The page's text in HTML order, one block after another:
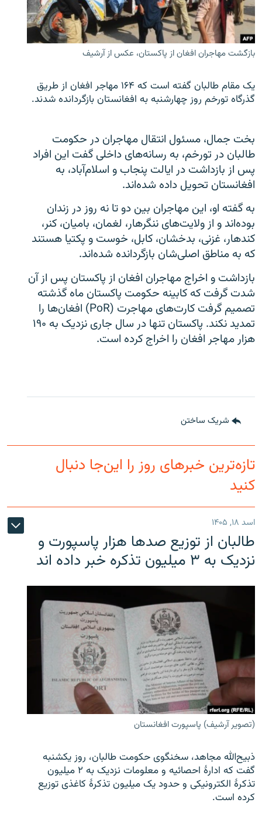
تماس
صفحه پشتو
Azadi English
به ما بپیوندید
همۀ سایت‌های رادیو آزادی/ رادیو اروپای آزاد
بازگشت مهاجران افغان از پاکستان، عکس از آرشیف
یک مقام طالبان گفته است که ۱۶۴ مهاجر افغان از طریق
گذرگاه تورخم روز چهارشنبه به افغانستان بازگردانده شدند.
بخت جمال، مسئول انتقال مهاجران در حکومت
طالبان در تورخم، به رسانه‌های داخلی گفت این افراد
پس از بازداشت در ایالت پنجاب و اسلام‌آباد، به
افغانستان تحویل داده شده‌اند.
به گفته او، این مهاجران بین دو تا نه روز در زندان
بوده‌اند و از ولایت‌های ننگرهار، لغمان، بامیان، کنر،
کندهار، غزنی، بدخشان، کابل، خوست و پکتیا هستند
که به مناطق اصلی‌شان بازگردانده شده‌اند.
بازداشت و اخراج مهاجران افغان از پاکستان پس از آن
شدت گرفت که کابینه حکومت پاکستان ماه گذشته
تصمیم گرفت کارت‌های مهاجرت (PoR) افغان‌ها را
تمدید نکند. پاکستان تنها در سال جاری نزدیک به ۱۹۰
هزار مهاجر افغان را اخراج کرده است.
شریک ساختن
تازه‌ترین خبرهای روز را این‌جا دنبال
کنید
اسد ۱۸, ۱۴۰۵
طالبان از توزیع صدها هزار پاسپورت و
نزدیک به ۳ میلیون تذکره خبر داده اند
(تصویر آرشیف) پاسپورت افغانستان
ذبیح‌الله مجاهد، سخنگوی حکومت طالبان، روز یکشنبه
گفت که ادارهٔ احصائیه و معلومات نزدیک به ۲ میلیون
تذکرهٔ الکترونیکی و حدود یک میلیون تذکرهٔ کاغذی توزیع
کرده است.